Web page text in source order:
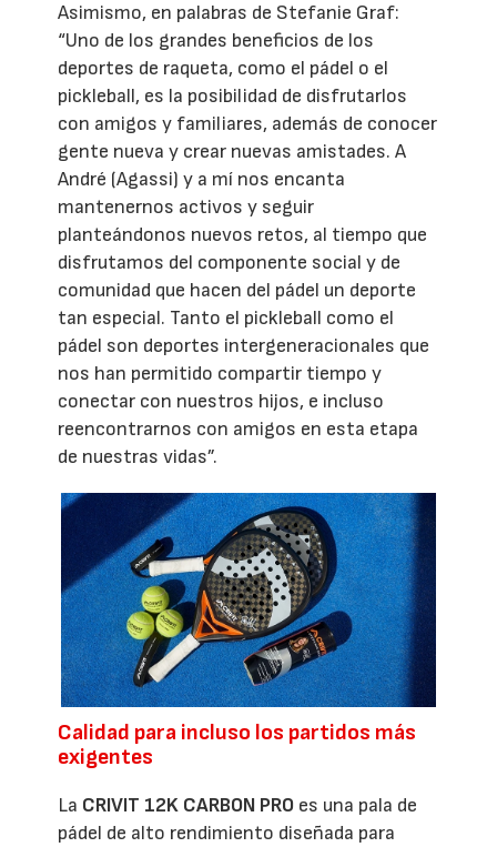
Asimismo, en palabras de Stefanie Graf:
“Uno de los grandes beneficios de los
deportes de raqueta, como el pádel o el
pickleball, es la posibilidad de disfrutarlos
con amigos y familiares, además de conocer
gente nueva y crear nuevas amistades. A
André (Agassi) y a mí nos encanta
mantenernos activos y seguir
planteándonos nuevos retos, al tiempo que
disfrutamos del componente social y de
comunidad que hacen del pádel un deporte
tan especial. Tanto el pickleball como el
pádel son deportes intergeneracionales que
nos han permitido compartir tiempo y
conectar con nuestros hijos, e incluso
reencontrarnos con amigos en esta etapa
de nuestras vidas”.
Calidad para incluso los partidos más
exigentes
La CRIVIT 12K CARBON PRO es una pala de
pádel de alto rendimiento diseñada para